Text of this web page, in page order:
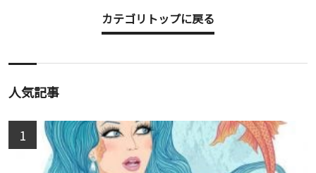
カテゴリトップに戻る
人気記事
1